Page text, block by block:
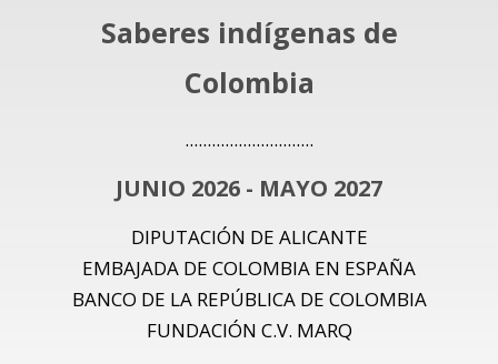
Saberes indígenas de
Colombia
.............................
JUNIO 2026 - MAYO 2027
DIPUTACIÓN DE ALICANTE
EMBAJADA DE COLOMBIA EN ESPAÑA
BANCO DE LA REPÚBLICA DE COLOMBIA
FUNDACIÓN C.V. MARQ